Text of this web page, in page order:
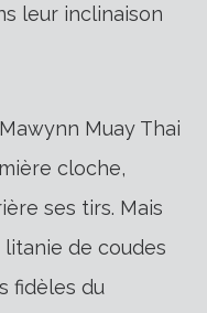
leur inclinaison
Muay Thai
cloche,
ses tirs. Mais
de coudes
fidèles du